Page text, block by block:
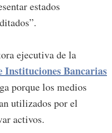
estados
ejecutiva de la
Instituciones Bancarias
porque los medios
utilizados por el
activos.